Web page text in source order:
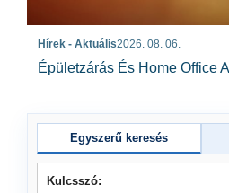
Hírek - Aktuális2026. 08. 06.
Épületzárás És Home Office
Egyszerű keresés
Kulcsszó: